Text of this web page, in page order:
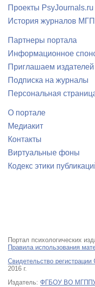
Проекты PsyJournals.ru
История журналов
Партнеры портала
Информационное
Приглашаем издателей
Подписка на журналы
Персональная
О портале
Медиакит
Контакты
Виртуальные фоны
Кодекс этики
Портал психологических
Правила использования
Свидетельство
2016 г.
Издатель: ФГБОУ ВО